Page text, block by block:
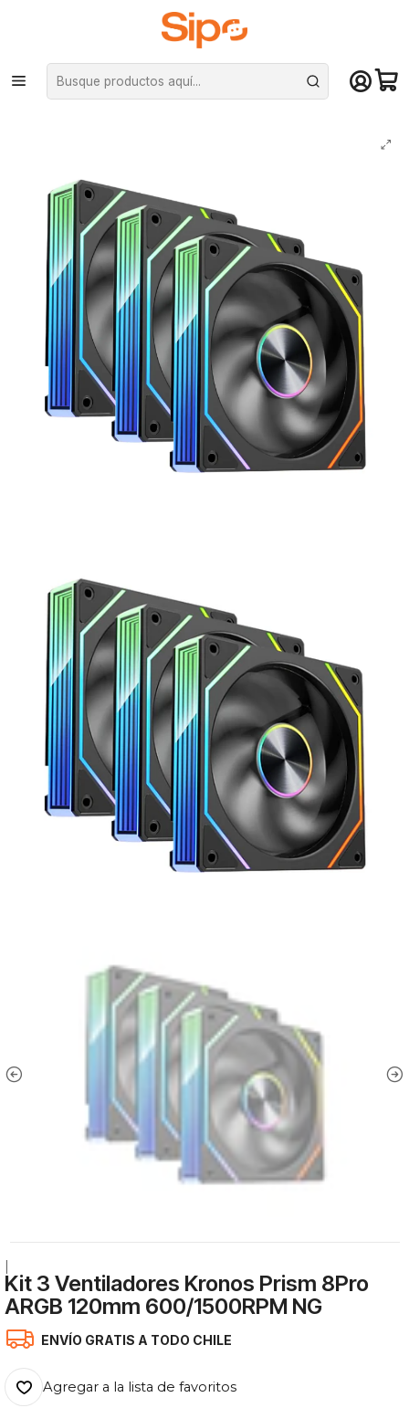
¡Compra hasta mediodía y recibe hoy! De lunes a sábado en el gran
Santiago. Envío gratis desde $29.990
Inicio Componentes PC Cooler CPU Ventiladores PC
Kit 3 Ventiladores Kronos Prism 8Pro ARGB 120mm 600/1500RPM NG
Kit 3 Ventiladores Kronos Prism 8Pro
ARGB 120mm 600/1500RPM NG
ENVÍO GRATIS A TODO CHILE
Agregar a la lista de favoritos